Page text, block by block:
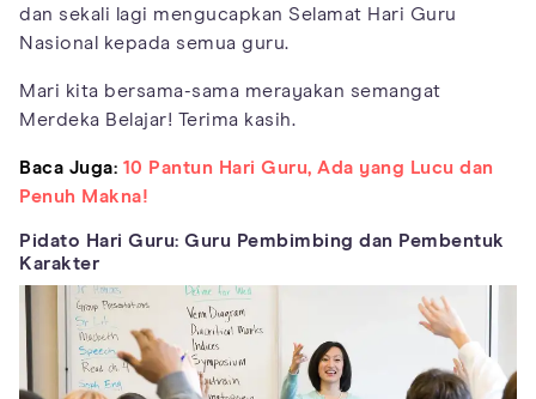
dan sekali lagi mengucapkan Selamat Hari Guru
Nasional kepada semua guru.
Mari kita bersama-sama merayakan semangat
Merdeka Belajar! Terima kasih.
Baca Juga: 10 Pantun Hari Guru, Ada yang Lucu dan
Penuh Makna!
Pidato Hari Guru: Guru Pembimbing dan Pembentuk
Karakter